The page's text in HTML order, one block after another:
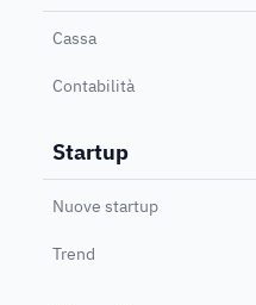
Cassa
Contabilità
Startup
Nuove startup
Trend